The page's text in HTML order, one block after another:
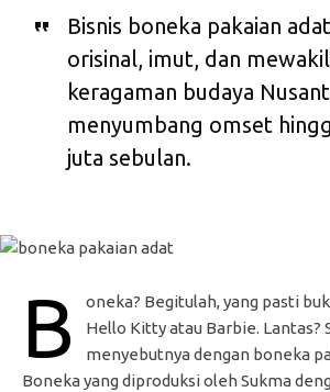
Bisnis boneka pakaian
orisinal, imut, dan
keragaman budaya
menyumbang omset
juta sebulan.
B
oneka? Begitulah, yang pasti
Hello Kitty atau Barbie. Lantas?
menyebutnya dengan boneka
Boneka yang diproduksi oleh Sukma